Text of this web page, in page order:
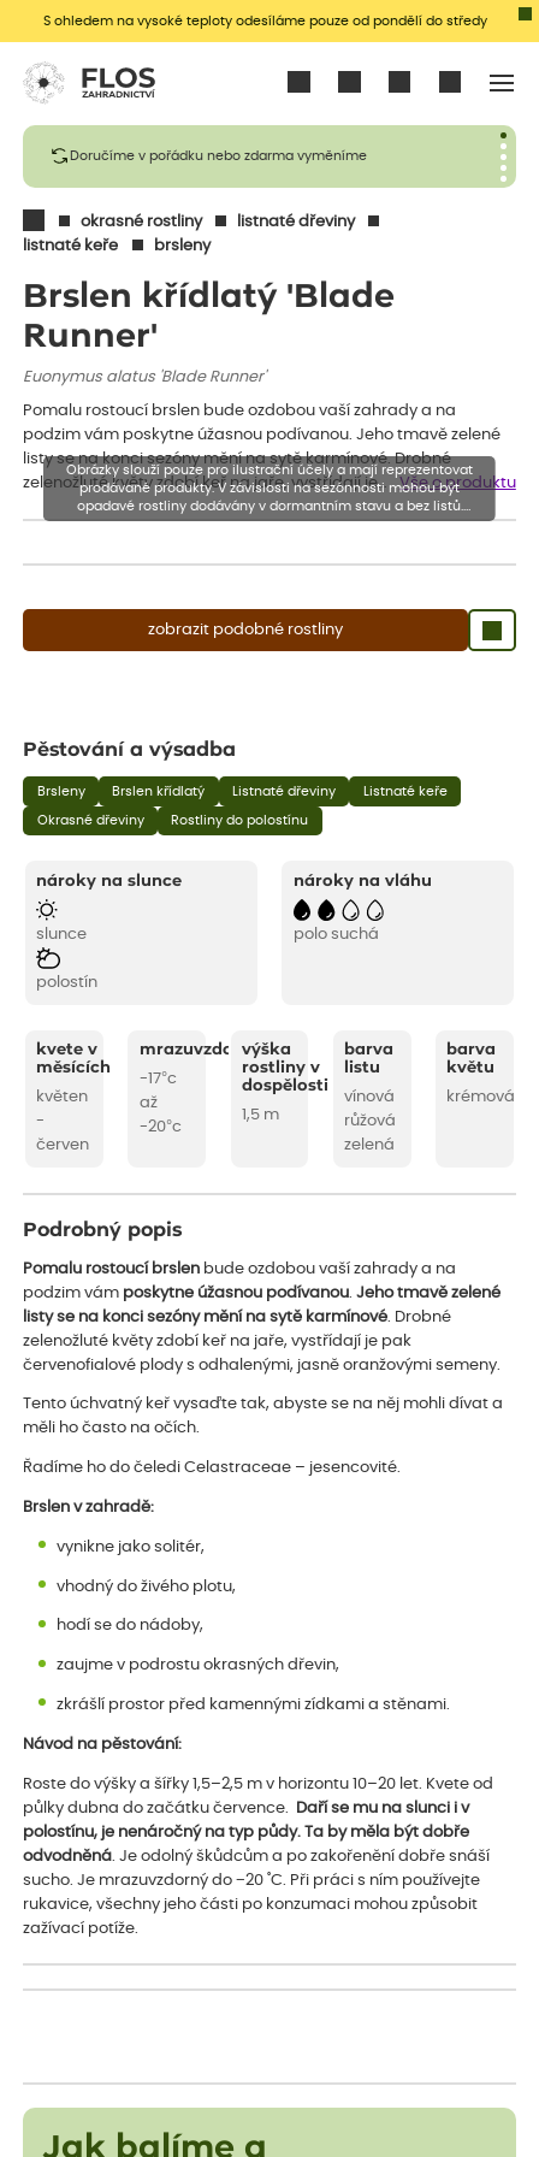
S ohledem na vysoké teploty odesíláme pouze od pondělí do středy
Doručíme v pořádku nebo zdarma vyměníme
okrasné rostliny
listnaté dřeviny
listnaté keře
brsleny
Brslen křídlatý 'Blade
Runner'
Euonymus alatus 'Blade Runner'
Pomalu rostoucí brslen bude ozdobou vaší zahrady a na
podzim vám poskytne úžasnou podívanou. Jeho tmavě zelené
listy se na konci sezóny mění na sytě karmínové. Drobné
zelenožluté květy zdobí keř na jaře, vystřídají je…
Vše o produktu
zobrazit podobné rostliny
Obrázky slouží pouze pro ilustrační účely a mají reprezentovat
prodávané produkty. V závislosti na sezónnosti mohou být
opadavé rostliny dodávány v dormantním stavu a bez listů.
Rostliny mohou být také sestřiženy níže, než je uvedená výška,
Pěstování a výsadba
Brsleny Brslen křídlatý Listnaté dřeviny Listnaté keře
Okrasné dřeviny Rostliny do polostínu
nároky na slunce
slunce
polostín
nároky na vláhu
polo suchá
kvete v
měsících
květen
-
červen
mrazuvzdornost
-17°c
až
-20°c
výška
rostliny v
dospělosti
1,5 m
barva
listu
vínová
růžová
zelená
barva
květu
krémová
Podrobný popis
Pomalu rostoucí brslen bude ozdobou vaší zahrady a na
podzim vám poskytne úžasnou podívanou .Jeho tmavě zelené
listy se na konci sezóny mění na sytě karmínové . Drobné
zelenožluté květy zdobí keř na jaře, vystřídají je pak
červenofialové plody s odhalenými, jasně oranžovými semeny.
Tento úchvatný keř vysaďte tak, abyste se na něj mohli dívat a
měli ho často na očích.
Řadíme ho do čeledi Celastraceae – jesencovité.
Brslen v zahradě:
vynikne jako solitér,
vhodný do živého plotu,
hodí se do nádoby,
zaujme v podrostu okrasných dřevin,
zkrášlí prostor před kamennými zídkami a stěnami.
Návod na pěstování:
Roste do výšky a šířky 1,5–2,5 m v horizontu 10–20 let. Kvete od
půlky dubna do začátku července.
Daří se mu na slunci i v
polostínu, je nenáročný na typ půdy. Ta by měla být dobře
odvodněná . Je odolný škůdcům a po zakořenění dobře snáší
sucho. Je mrazuvzdorný do −20 ˚C. Při práci s ním používejte
rukavice, všechny jeho části po konzumaci mohou způsobit
zažívací potíže.
Jak balíme a